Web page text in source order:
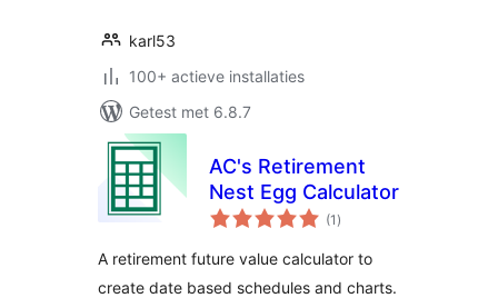
karl53
100+ actieve installaties
Getest met 6.8.7
AC's Retirement
Nest Egg Calculator
(1 totaal
waarderingen
)
A retirement future value calculator to
create date based schedules and charts.